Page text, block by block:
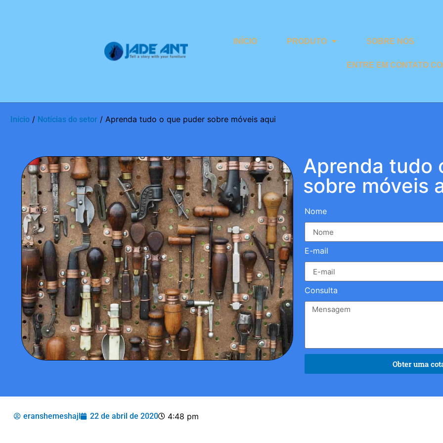
INÍCIO PRODUTO SOBRE NÓS
ENTRE EM CONTATO
Início / Notícias do setor / Aprenda tudo o que puder sobre móveis aqui
Aprenda tudo
sobre móveis
Nome
E-mail
Consulta
Obter uma
eranshemeshajl 22 de abril de 2020 4:48 pm